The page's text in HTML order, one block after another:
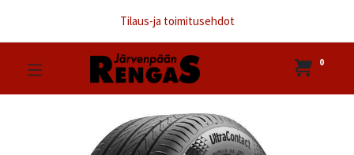
Tilaus-ja toimitusehdot
0